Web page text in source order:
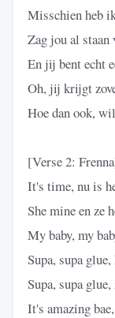
Misschien heb
Zag jou al staan
En jij bent echt
Oh, jij krijgt
Hoe dan ook,
[Verse 2:
It's time, nu is
She mine en ze
My baby, my
Supa, supa
Supa, supa
It's amazing